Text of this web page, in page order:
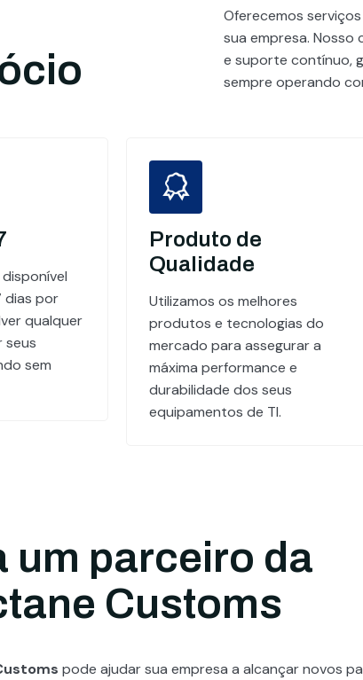
Oferecemos
sua empresa. Nosso
e suporte contínuo,
sempre operando
dias por
qualquer
seus
sem
Produto de
Qualidade
Utilizamos os melhores
produtos e tecnologias do
mercado para assegurar a
máxima performance e
durabilidade dos seus
equipamentos de TI.
um parceiro da
Customs
pode ajudar sua empresa a alcançar novos